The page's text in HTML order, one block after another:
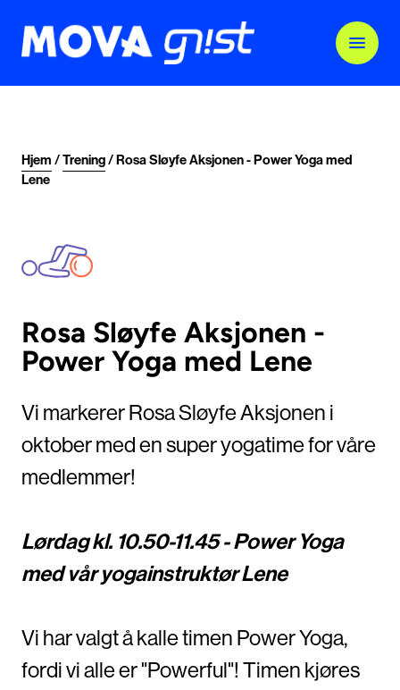
Hjem /Trening/Rosa Sløyfe Aksjonen - Power Yoga med
Lene
Rosa Sløyfe Aksjonen -
Power Yoga med Lene
Vi markerer Rosa Sløyfe Aksjonen i
oktober med en super yogatime for våre
medlemmer!
Lørdag kl. 10.50-11.45 - Power Yoga
med vår yogainstruktør Lene
Vi har valgt å kalle timen Power Yoga,
fordi vi alle er "Powerful"! Timen kjøres